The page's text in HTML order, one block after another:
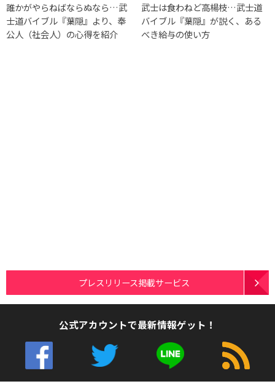
誰かがやらねばならぬなら…武
士道バイブル『葉隠』より、奉
公人（社会人）の心得を紹介
武士は食わねど高楊枝…武士道
バイブル『葉隠』が説く、ある
べき給与の使い方
プレスリリース掲載サービス
公式アカウントで最新情報ゲット！